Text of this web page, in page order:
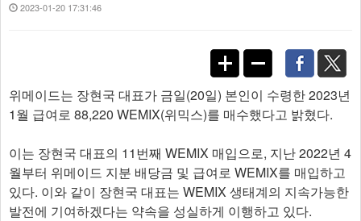
2023-01-20 17:31:46
위메이드는 장현국 대표가 금일(20일) 본인이 수령한 2023년
1월 급여로 88,220 WEMIX(위믹스)를 매수했다고 밝혔다.
이는 장현국 대표의 11번째 WEMIX 매입으로, 지난 2022년 4
월부터 위메이드 지분 배당금 및 급여로 WEMIX를 매입하고
있다. 이와 같이 장현국 대표는 WEMIX 생태계의 지속가능한
발전에 기여하겠다는 약속을 성실하게 이행하고 있다.